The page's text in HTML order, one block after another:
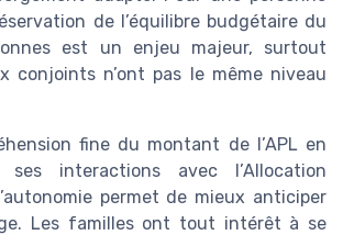
de l’équilibre budgétaire du
est un enjeu majeur, surtout
conjoints n’ont pas le même niveau
fine du montant de l’APL en
interactions avec l’Allocation
permet de mieux anticiper
Les familles ont tout intérêt à se